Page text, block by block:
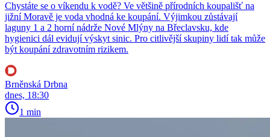
Chystáte se o víkendu k vodě? Ve většině přírodních koupališť na
jižní Moravě je voda vhodná ke koupání. Výjimkou zůstávají
laguny 1 a 2 horní nádrže Nové Mlýny na Břeclavsku, kde
hygienici dál evidují výskyt sinic. Pro citlivější skupiny lidí tak může
být koupání zdravotním rizikem.
Brněnská Drbna
dnes, 18:30
1 min